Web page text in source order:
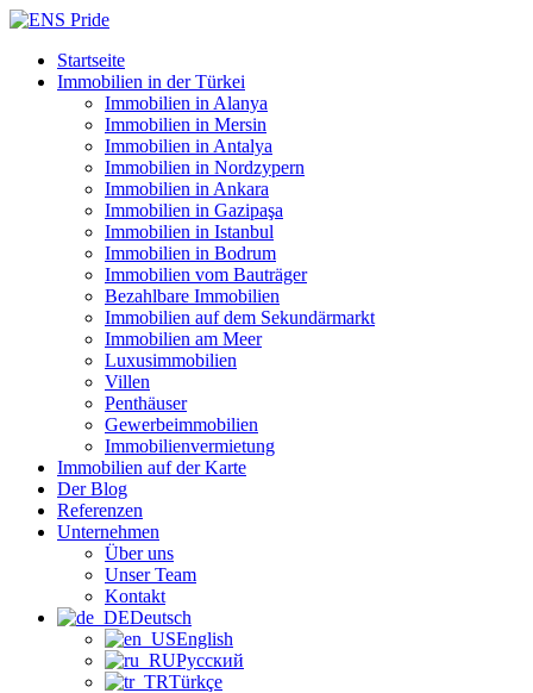
Startseite
Immobilien in der Türkei
Immobilien in Alanya
Immobilien in Mersin
Immobilien in Antalya
Immobilien in Nordzypern
Immobilien in Ankara
Immobilien in Gazipaşa
Immobilien in Istanbul
Immobilien in Bodrum
Immobilien vom Bauträger
Bezahlbare Immobilien
Immobilien auf dem Sekundärmarkt
Immobilien am Meer
Luxusimmobilien
Villen
Penthäuser
Gewerbeimmobilien
Immobilienvermietung
Immobilien auf der Karte
Der Blog
Referenzen
Unternehmen
Über uns
Unser Team
Kontakt
Deutsch
English
Русский
Türkçe